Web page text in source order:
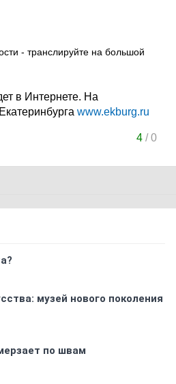
- транслируйте на большой
в Интернете. На
www.ekburg.ru
4/0
музей нового поколения
по швам